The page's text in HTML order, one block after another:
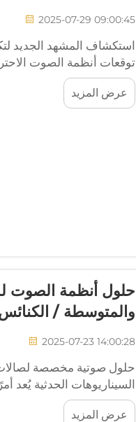
2025-07-29 09:00:45
استكشاف المشهد الجديد
الحجم، فإن المتطلبات
عرض المزيد
حلول أنظمة الصوت
والمتوسطة /
2025-07-23 14:00:28
حلول صوتية مخصصة لصالات
السيناريوهات الحدثية يُعد
تدير احتفالًا داخليًا صغيرًا، ...
عرض المزيد